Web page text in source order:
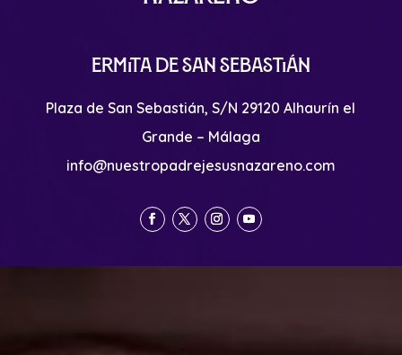
Ermita de San Sebastián
Plaza de San Sebastián, S/N 29120 Alhaurín el
Grande – Málaga
info@nuestropadrejesusnazareno.com